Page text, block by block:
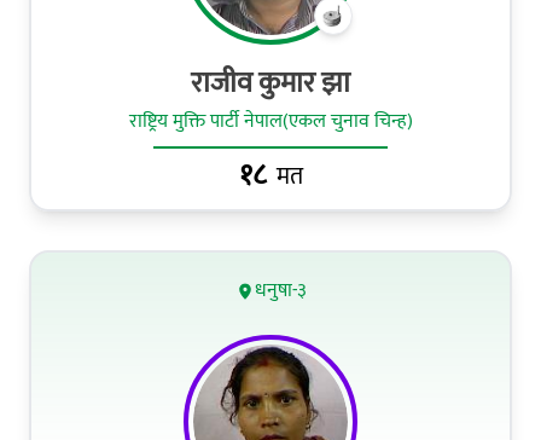
राजीव कुमार झा
राष्ट्रिय मुक्ति पार्टी नेपाल(एकल चुनाव चिन्ह)
१८मत
धनुषा-३